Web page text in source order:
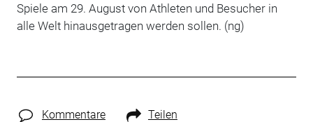
Spiele am 29. August von Athleten und Besucher in
alle Welt hinausgetragen werden sollen. (ng)
Kommentare Teilen